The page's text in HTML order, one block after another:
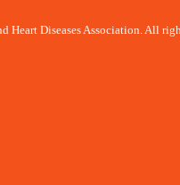
Heart Diseases Association. All